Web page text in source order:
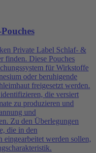
Private Label Schlaf- &
finden. Diese Pouches
für Wirkstoffe
oder beruhigende
freigesetzt werden.
die versiert
zu produzieren und
und
Zu den Überlegungen
die in den
eingearbeitet werden sollen,